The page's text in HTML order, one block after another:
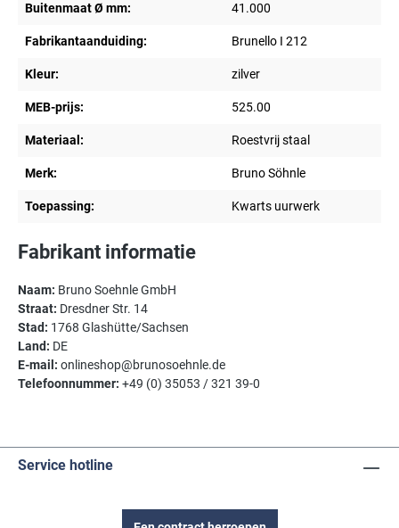
Buitenmaat Ø mm: 41.000
Fabrikantaanduiding: Brunello I 212
Kleur: zilver
MEB-prijs: 525.00
Materiaal: Roestvrij staal
Merk: Bruno Söhnle
Toepassing: Kwarts uurwerk
Fabrikant informatie
Naam: Bruno Soehnle GmbH
Straat: Dresdner Str. 14
Stad: 1768 Glashütte/Sachsen
Land: DE
E-mail: onlineshop@brunosoehnle.de
Telefoonnummer: +49 (0) 35053 / 321 39-0
Service hotline